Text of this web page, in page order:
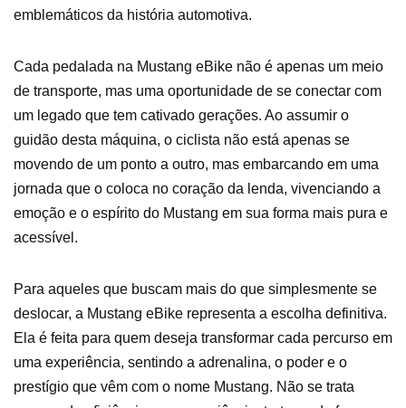
emblemáticos da história automotiva.
Cada pedalada na Mustang eBike não é apenas um meio
de transporte, mas uma oportunidade de se conectar com
um legado que tem cativado gerações. Ao assumir o
guidão desta máquina, o ciclista não está apenas se
movendo de um ponto a outro, mas embarcando em uma
jornada que o coloca no coração da lenda, vivenciando a
emoção e o espírito do Mustang em sua forma mais pura e
acessível.
Para aqueles que buscam mais do que simplesmente se
deslocar, a Mustang eBike representa a escolha definitiva.
Ela é feita para quem deseja transformar cada percurso em
uma experiência, sentindo a adrenalina, o poder e o
prestígio que vêm com o nome Mustang. Não se trata